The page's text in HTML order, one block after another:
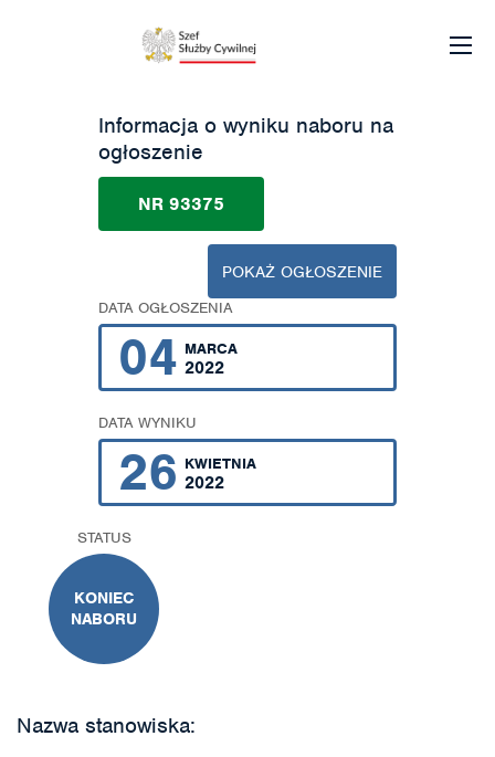
Informacja o wyniku naboru na
ogłoszenie
NR 93375
POKAŻ OGŁOSZENIE
DATA OGŁOSZENIA
04 MARCA
2022
DATA WYNIKU
26 KWIETNIA
2022
STATUS
KONIEC
NABORU
Nazwa stanowiska: